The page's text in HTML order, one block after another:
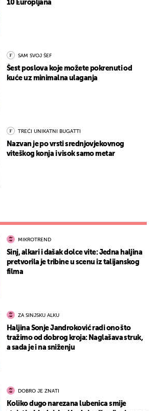
10 Europljana
SAM SVOJ ŠEF
Šest poslova koje možete pokrenuti od
kuće uz minimalna ulaganja
TREĆI UNIKATNI BUGATTI
Nazvan je po vrsti srednjovjekovnog
viteškog konja i visok samo metar
MIKROTREND
Sinj, alkari i dašak dolce vite: Jedna haljina
pretvorila je tribine u scenu iz talijanskog
filma
ZA SINJSKU ALKU
Haljina Sonje Jandroković radi ono što
tražimo od dobrog kroja: Naglašava struk,
a sada je i na sniženju
DOBRO JE ZNATI
Koliko dugo narezana lubenica smije